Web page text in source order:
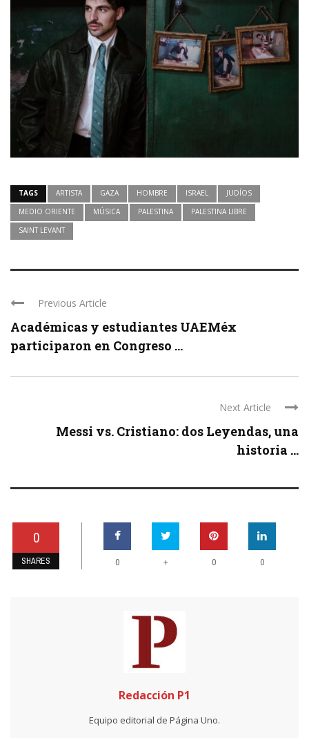
TAGS ARTISTA GAZA HOMBRE ISRAEL
JUDÍOS
MEDIO ORIENTE
MÚSICA PALESTINA
PALESTINA LIBRE
SAINT LEVANT
Previous Article
Académicas y estudiantes UAEMéx
participaron en Congreso ...
Next Article
Messi vs. Cristiano: dos Leyendas, una
historia ...
0
SHARES 0 + 0 0
Redacción P1
Equipo editorial de Página Uno.